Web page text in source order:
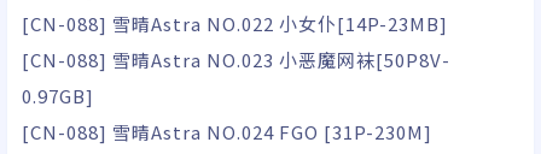
[CN-088] 雪晴Astra NO.022 小女仆[14P-23MB]
[CN-088] 雪晴Astra NO.023 小恶魔网袜[50P8V-
0.97GB]
[CN-088] 雪晴Astra NO.024 FGO [31P-230M]